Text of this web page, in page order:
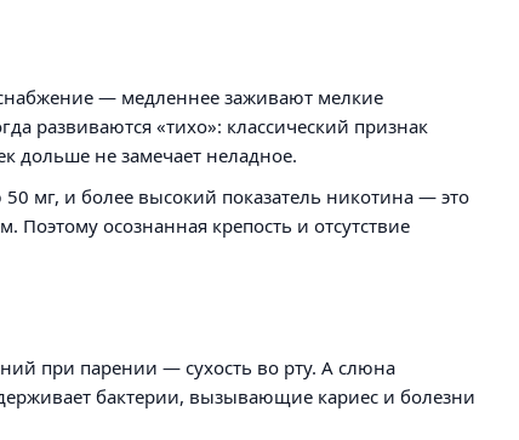
— медленнее заживают мелкие
развиваются «тихо»: классический признак
дольше не замечает неладное.
мг, и более высокий показатель никотина — это
Поэтому осознанная крепость и отсутствие
при парении — сухость во рту. А слюна
бактерии, вызывающие кариес и болезни